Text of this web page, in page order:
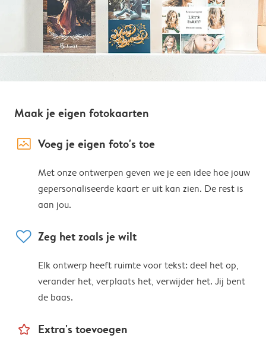
Maak je eigen fotokaarten
image_placeholder Voeg je eigen foto's toe
Met onze ontwerpen geven we je een idee hoe jouw
gepersonaliseerde kaart er uit kan zien. De rest is
aan jou.
heart Zeg het zoals je wilt
Elk ontwerp heeft ruimte voor tekst: deel het op,
verander het, verplaats het, verwijder het. Jij bent
de baas.
star_outline Extra's toevoegen